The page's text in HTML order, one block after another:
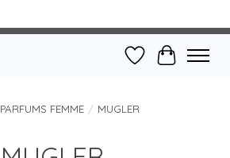
Liste dePanier
PARFUMS FEMME / MUGLER